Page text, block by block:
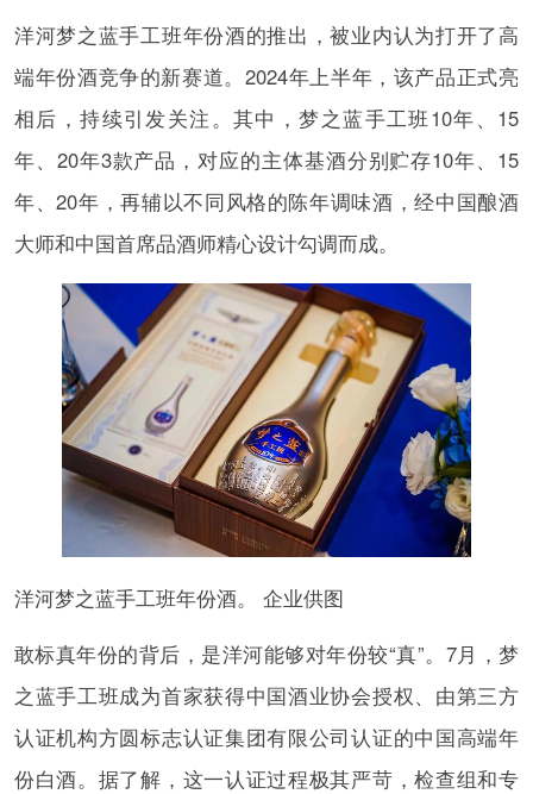
洋河梦之蓝手工班年份酒的推出，被业内认为打开了高
端年份酒竞争的新赛道。2024年上半年，该产品正式亮
相后，持续引发关注。其中，梦之蓝手工班10年、15
年、20年3款产品，对应的主体基酒分别贮存10年、15
年、20年，再辅以不同风格的陈年调味酒，经中国酿酒
大师和中国首席品酒师精心设计勾调而成。
洋河梦之蓝手工班年份酒。 企业供图
敢标真年份的背后，是洋河能够对年份较“真”。7月，梦
之蓝手工班成为首家获得中国酒业协会授权、由第三方
认证机构方圆标志认证集团有限公司认证的中国高端年
份白酒。据了解，这一认证过程极其严苛，检查组和专